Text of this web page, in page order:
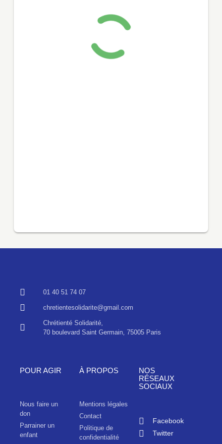
01 40 51 74 07
chretientesolidarite@gmail.com
Chrétienté Solidarité,
70 boulevard Saint Germain, 75005 Paris
POUR AGIR
Nous faire un
don
Parrainer un
enfant
À PROPOS
Mentions légales
Contact
Politique de
confidentialité
NOS
RÉSEAUX
SOCIAUX
Facebook
Twitter